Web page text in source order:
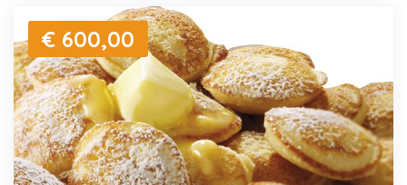
€ 600,00